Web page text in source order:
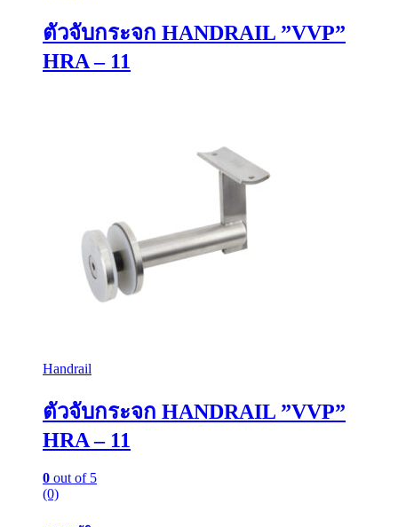
ตัวจับกระจก HANDRAIL ”VVP”
HRA – 11
Handrail
ตัวจับกระจก HANDRAIL ”VVP”
HRA – 11
0 out of 5
(0)